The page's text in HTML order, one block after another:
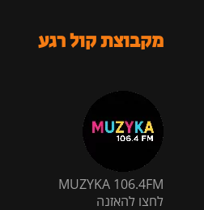
מקבוצת קול רגע
MUZYKA 106.4FM
לחצו להאזנה